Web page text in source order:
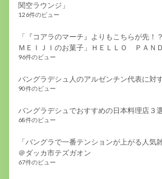
関空ラウンジ」
126件のビュー
「『コアラのマーチ』よりもこちらが先！
ＭＥＩＪＩのお菓子」ＨＥＬＬＯ ＰＡＮ
96件のビュー
バングラデシュ人のアルゼンチン代表に対
90件のビュー
バングラデシュでおすすめの日本料理店３
68件のビュー
「バングラで一番テンションが上がる人気
＠ダッカ市テズガオン
67件のビュー